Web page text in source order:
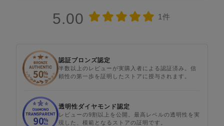
5.00 1件
認証ブロンズ認定
半数以上のレビューが実購入者による認証済み。信
頼性の第一歩を証明したストアに授与されます。
透明性ダイヤモンド認定
レビューの9割以上を公開。最高レベルの透明性を実
現した、模範となるストアの証明です。